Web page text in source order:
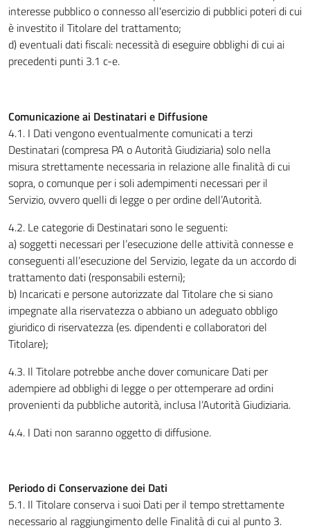
interesse pubblico o connesso all'esercizio di pubblici poteri di cui
è investito il Titolare del trattamento;
d) eventuali dati fiscali: necessità di eseguire obblighi di cui ai
precedenti punti 3.1 c-e.
Comunicazione ai Destinatari e Diffusione
4.1. I Dati vengono eventualmente comunicati a terzi
Destinatari (compresa PA o Autorità Giudiziaria) solo nella
misura strettamente necessaria in relazione alle finalità di cui
sopra, o comunque per i soli adempimenti necessari per il
Servizio, ovvero quelli di legge o per ordine dell’Autorità.
4.2. Le categorie di Destinatari sono le seguenti:
a) soggetti necessari per l’esecuzione delle attività connesse e
conseguenti all’esecuzione del Servizio, legate da un accordo di
trattamento dati (responsabili esterni);
b) Incaricati e persone autorizzate dal Titolare che si siano
impegnate alla riservatezza o abbiano un adeguato obbligo
giuridico di riservatezza (es. dipendenti e collaboratori del
Titolare);
4.3. Il Titolare potrebbe anche dover comunicare Dati per
adempiere ad obblighi di legge o per ottemperare ad ordini
provenienti da pubbliche autorità, inclusa l’Autorità Giudiziaria.
4.4. I Dati non saranno oggetto di diffusione.
Periodo di Conservazione dei Dati
5.1. Il Titolare conserva i suoi Dati per il tempo strettamente
necessario al raggiungimento delle Finalità di cui al punto 3.